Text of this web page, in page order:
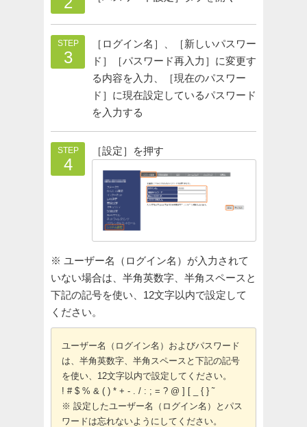
STEP
3
［ログイン名］、［新しいパスワー
ド］［パスワード再入力］に変更す
る内容を入力、［現在のパスワー
ド］に現在設定しているパスワード
を入力する
STEP
4
［設定］を押す
※ ユーザー名（ログイン名）が入力されて
いない場合は、半角英数字、半角スペースと
下記の記号を使い、12文字以内で設定して
ください。
ユーザー名（ログイン名）およびパスワード
は、半角英数字、半角スペースと下記の記号
を使い、12文字以内で設定してください。
! # $ % & ( ) * + - . / : ; = ? @ ] [ _ { } ̃
※ 設定したユーザー名（ログイン名）とパス
ワードは忘れないようにしてください。